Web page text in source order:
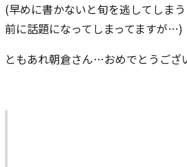
(早めに書かないと旬を逃してしま
前に話題になってしまってますが…)
ともあれ朝倉さん…おめでとうござ